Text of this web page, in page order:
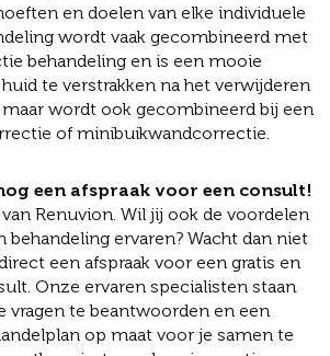
en doelen van elke individuele
wordt vaak gecombineerd met
behandeling en is een mooie
te verstrakken na het verwijderen
wordt ook gecombineerd bij een
of minibuikwandcorrectie.
een afspraak voor een consult!
Renuvion. Wil jij ook de voordelen
behandeling ervaren? Wacht dan niet
een afspraak voor een gratis en
Onze ervaren specialisten staan
vragen te beantwoorden en een
op maat voor je samen te